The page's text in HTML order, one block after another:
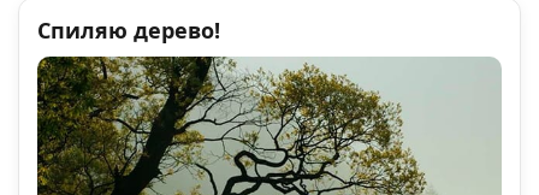
Спиляю дерево!